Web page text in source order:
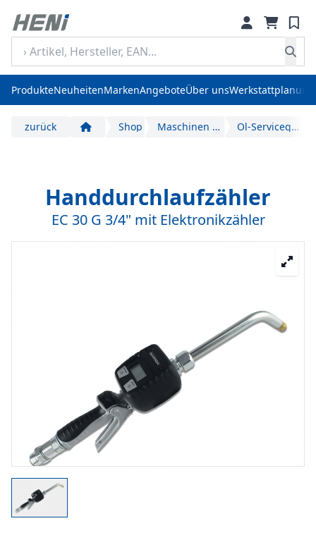
ProdukteNeuheitenMarkenAngeboteÜber unsWerkstattplanung
zurück Start Shop Maschinen und Geräte Öl-Servicegeräte
Handdurchlaufzähler
EC 30 G 3/4" mit Elektronikzähler